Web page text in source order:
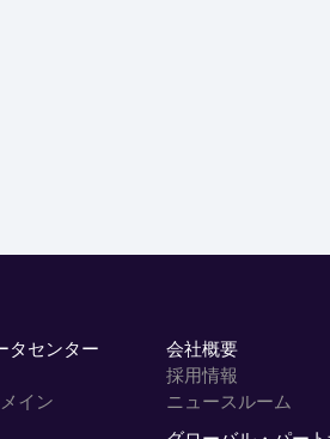
タセンター
イン
会社概要
採用情報
ニュースルーム